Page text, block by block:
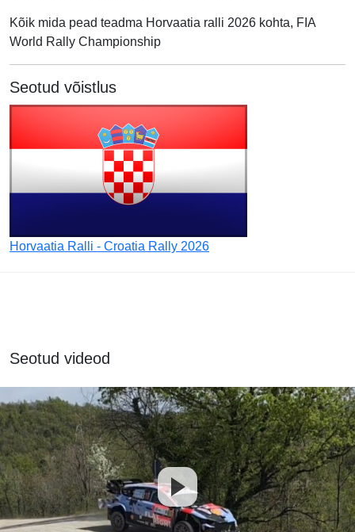
Kõik mida pead teadma Horvaatia ralli 2026 kohta, FIA
World Rally Championship
Seotud võistlus
Horvaatia Ralli - Croatia Rally 2026
Seotud videod